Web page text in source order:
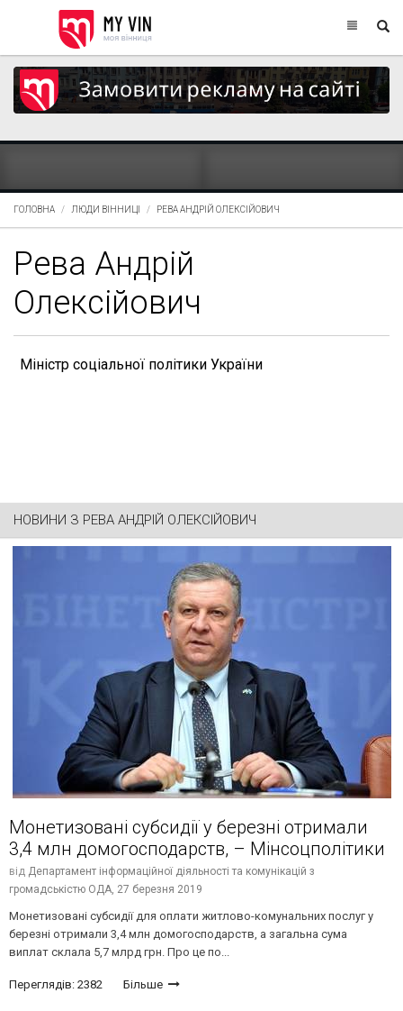
ГОЛОВНА ЛЮДИ ВІННИЦІ РЕВА АНДРІЙ ОЛЕКСІЙОВИЧ
Рева Андрій
Олексійович
Міністр соціальної політики України
НОВИНИ З РЕВА АНДРІЙ ОЛЕКСІЙОВИЧ
Монетизовані субсидії у березні отримали
3,4 млн домогосподарств, – Мінсоцполітики
від Департамент інформаційної діяльності та комунікацій з
громадськістю ОДА, 27 березня 2019
Монетизовані субсидії для оплати житлово-комунальних послуг у
березні отримали 3,4 млн домогосподарств, а загальна сума
виплат склала 5,7 млрд грн. Про це по...
Переглядів: 2382 Більше